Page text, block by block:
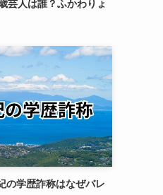
芸人は誰？ふかわりょ
の学歴詐称はなぜバレ